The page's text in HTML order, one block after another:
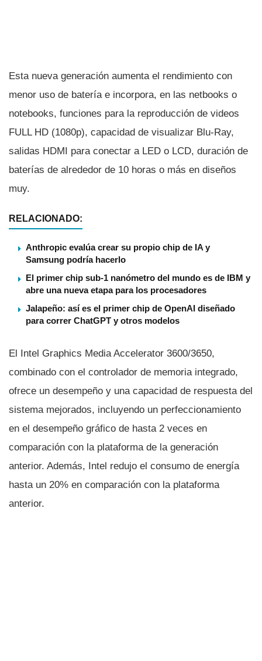
Esta nueva generación aumenta el rendimiento con
menor uso de baterí­a e incorpora, en las netbooks o
notebooks, funciones para la reproducción de videos
FULL HD (1080p), capacidad de visualizar Blu-Ray,
salidas HDMI para conectar a LED o LCD, duración de
baterí­as de alrededor de 10 horas o más en diseños
muy.
RELACIONADO:
Anthropic evalúa crear su propio chip de IA y
Samsung podría hacerlo
El primer chip sub-1 nanómetro del mundo es de IBM y
abre una nueva etapa para los procesadores
Jalapeño: así es el primer chip de OpenAI diseñado
para correr ChatGPT y otros modelos
El Intel Graphics Media Accelerator 3600/3650,
combinado con el controlador de memoria integrado,
ofrece un desempeño y una capacidad de respuesta del
sistema mejorados, incluyendo un perfeccionamiento
en el desempeño gráfico de hasta 2 veces en
comparación con la plataforma de la generación
anterior. Además, Intel redujo el consumo de energí­a
hasta un 20% en comparación con la plataforma
anterior.